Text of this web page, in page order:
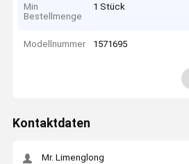
Min
Bestellmenge
1 Stück
Modellnummer 1571695
Kontaktdaten
Mr. Limenglong